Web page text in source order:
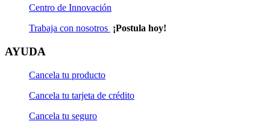
Centro de Innovación
Trabaja con nosotros ¡Postula hoy!
AYUDA
Cancela tu producto
Cancela tu tarjeta de crédito
Cancela tu seguro